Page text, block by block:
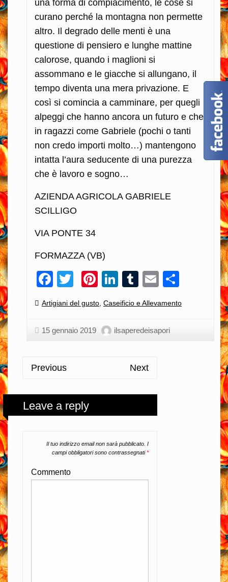
una forma di compiacimento, le cose si
curano perché la montagna non permette
altro. Il degrado delle menti è una
questione di pensiero e lunghe mattine
calorose, quando i maglioni si
assommano e le giacche si allungano, il
tempo diventa una mera privazione. E
così si comincia a camminare, per quegli
alpeggi che hanno ancora un futuro e che
in ragazzi come Gabriele (pochi o tanti
non credo importi molto…) mantengono
intatta l’aura seducente di una purezza
che è lavoro e sogno…
AZIENDA AGRICOLA GABRIELE
SCILLIGO
VIA PONTE 34
FORMAZZA (VB)
Facebook
TwitterPinterest
LinkedIn
Tumblr
Email
Categories:
Artigiani del gusto Caseificio e Allevamento
15 gennaio 2019 ilsaperedeisapori
Previous Next
Leave a reply
Il tuo indirizzo email non sarà pubblicato. I
campi obbligatori sono contrassegnati*
Commento